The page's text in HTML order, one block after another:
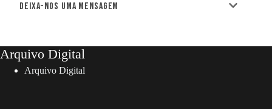
Deixa-nos uma mensagem
Arquivo Digital
Arquivo Digital